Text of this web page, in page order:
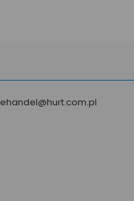
ehandel@hurt.com.pl